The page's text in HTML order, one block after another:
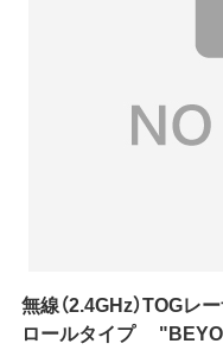
無線（2.4GHz）TOG
ロールタイプ